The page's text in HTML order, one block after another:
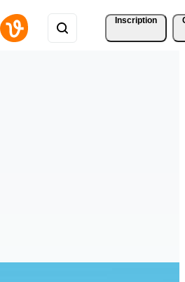
Inscription